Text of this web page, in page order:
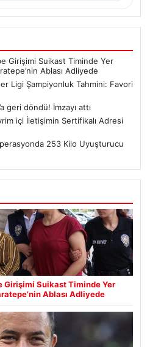
Girişimi Suikast Timinde Yer
Ablası Adliyede
Ligi Şampiyonluk Tahmini: Favori
geri döndü! İmzayı attı
içi İletişimin Sertifikalı Adresi
253 Kilo Uyuşturucu
Girişimi Suikast Timinde Yer
Ablası Adliyede